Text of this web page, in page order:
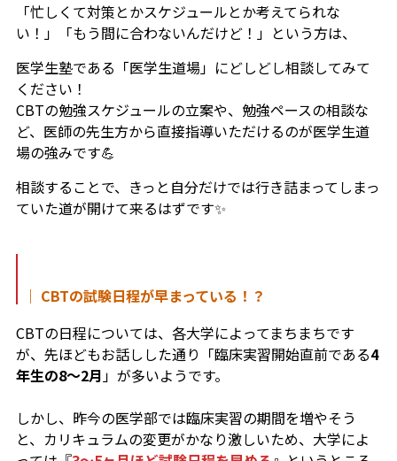
「忙しくて対策とかスケジュールとか考えてられな
い！」「もう間に合わないんだけど！」 という方は、
医学生塾である「医学生道場」にどしどし相談してみて
ください！
CBTの勉強スケジュールの立案や、勉強ペースの相談な
ど、医師の先生方から直接指導いただけるのが医学生道
場の強みです💪
相談することで、きっと自分だけでは行き詰まってしまっ
ていた道が開けて来るはずです✨
｜ CBTの試験日程が早まっている！？
CBTの日程については、各大学によってまちまちです
が、先ほどもお話しした通り「臨床実習開始直前である4
年生の8～2月」 が多いようです。
しかし、昨今の医学部では臨床実習の期間を増やそう
と、カリキュラムの変更がかなり激しいため、大学によ